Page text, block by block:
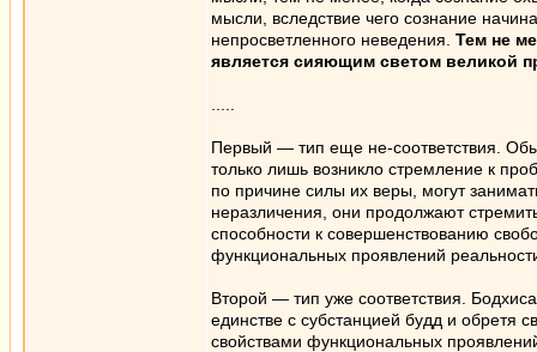
мысли, вследствие чего сознание
непросветленного неведения. Тем не
является сияющим светом великой
Первый — тип еще не-соответствия.
только лишь возникло стремление к
по причине силы их веры, могут
неразличения, они продолжают
способности к совершенствованию
функциональных проявлений
Второй — тип уже соответствия.
единстве с субстанцией будд и обретя
свойствами функциональных